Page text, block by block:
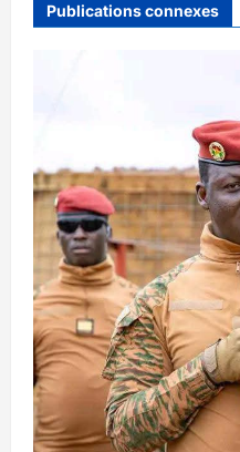
Publications connexes